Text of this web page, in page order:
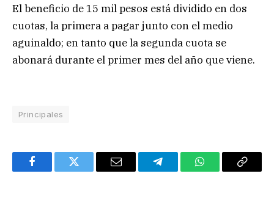
El beneficio de 15 mil pesos está dividido en dos
cuotas, la primera a pagar junto con el medio
aguinaldo; en tanto que la segunda cuota se
abonará durante el primer mes del año que viene.
Principales
FacebookTwitter Email TelegramWhatsAppCopy